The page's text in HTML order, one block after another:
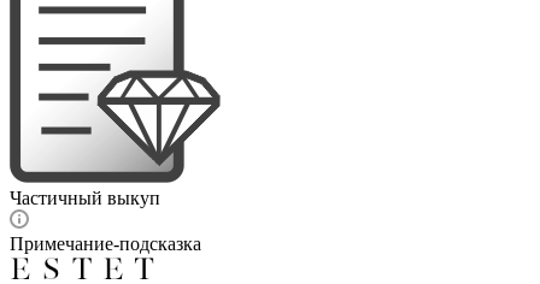
Частичный выкуп
Примечание-подсказка